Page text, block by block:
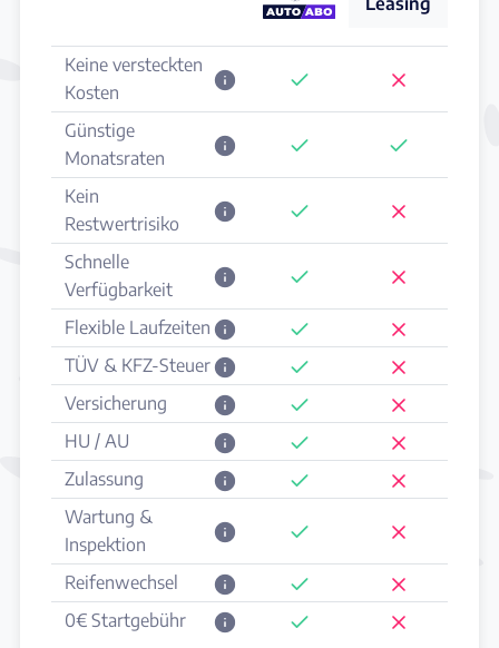
Keine versteckten
Kosten
Günstige
Monatsraten
Kein
Restwertrisiko
Schnelle
Verfügbarkeit
Flexible Laufzeiten
TÜV & KFZ-Steuer
Versicherung
HU / AU
Zulassung
Wartung &
Inspektion
Reifenwechsel
0€ Startgebühr